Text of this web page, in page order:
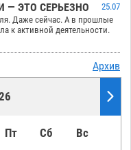
— ЭТО СЕРЬЕЗНО
25.07
Даже сейчас. А в прошлые
к активной деятельности.
Архив
Пт Сб Вс